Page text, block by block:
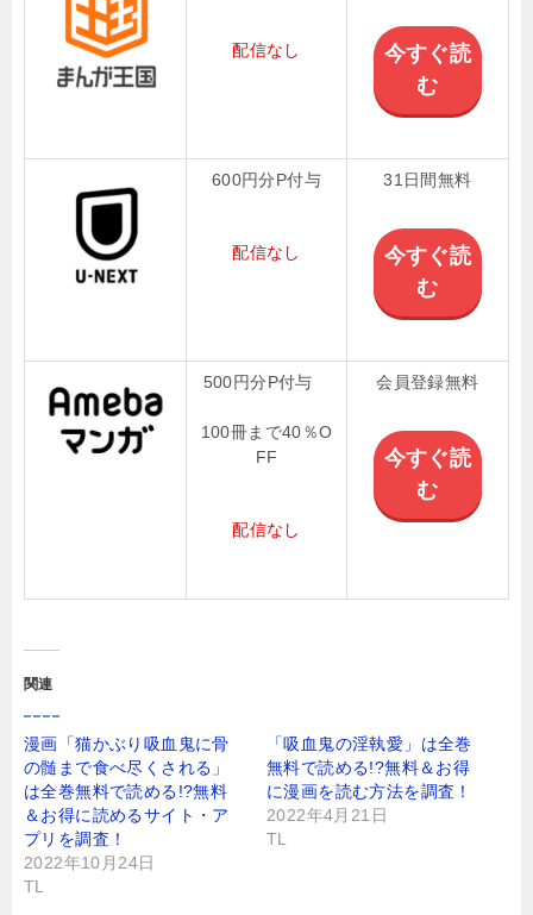
配信なし
今すぐ読
む
600円分P付与
配信なし
31日間無料
今すぐ読
む
500円分P付与
100冊まで40％O
FF
配信なし
会員登録無料
今すぐ読
む
関連
漫画「猫かぶり吸血鬼に骨
の髄まで食べ尽くされる」
は全巻無料で読める!?無料
＆お得に読めるサイト・ア
プリを調査！
2022年10月24日
TL
「吸血鬼の淫執愛」は全巻
無料で読める!?無料＆お得
に漫画を読む⽅法を調査！
2022年4月21日
TL